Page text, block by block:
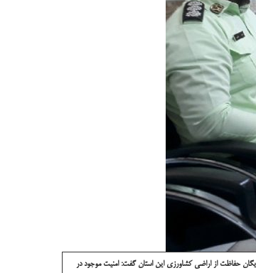
حفاظت از اراضی کشاورزی این استان گفت: امنیت موجود در